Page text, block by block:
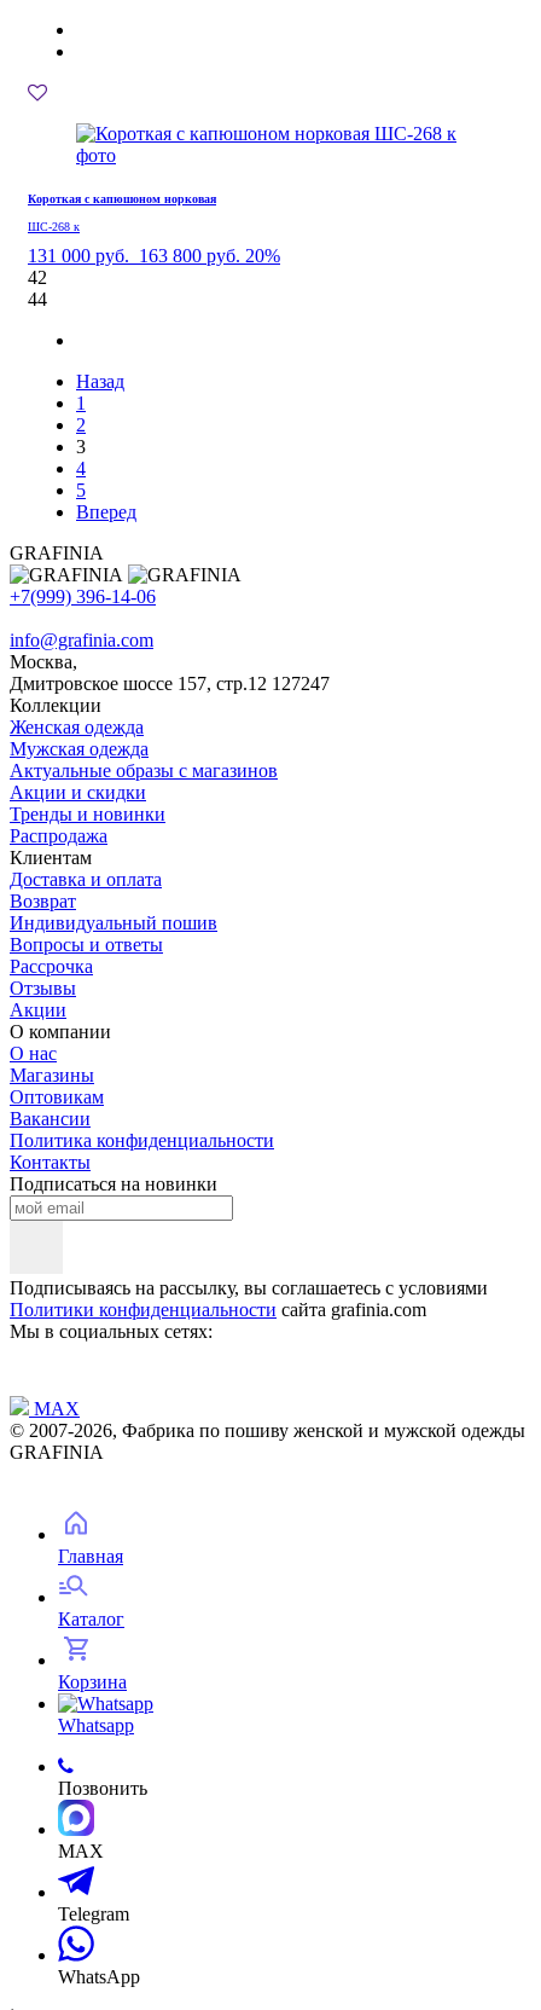
Короткая с капюшоном норковая
ШС-268 к
131 000 руб. 163 800 руб. 20%
42
44
Назад
1
2
3
4
5
Вперед
GRAFINIA
+7(999) 396-14-06
info@grafinia.com
Москва,
Дмитровское шоссе 157, стр.12 127247
Коллекции
Женская одежда
Мужская одежда
Актуальные образы с магазинов
Акции и скидки
Тренды и новинки
Распродажа
Клиентам
Доставка и оплата
Возврат
Индивидуальный пошив
Вопросы и ответы
Рассрочка
Отзывы
Акции
О компании
О нас
Магазины
Оптовикам
Вакансии
Политика конфиденциальности
Контакты
Подписаться на новинки
Подписываясь на рассылку, вы соглашаетесь с условиями
Политики конфиденциальности сайта grafinia.com
Мы в социальных сетях:
MAX
© 2007-2026, Фабрика по пошиву женской и мужской одежды
GRAFINIA
Главная
Каталог
Корзина
Whatsapp
Позвонить
MAX
Telegram
WhatsApp